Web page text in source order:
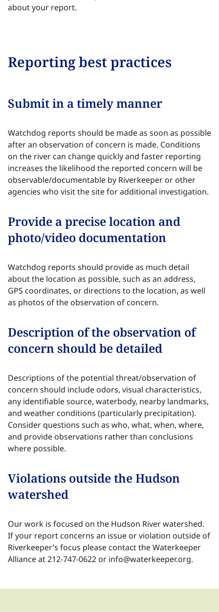
about your report.​​​​‌ ‍ ​‍​‍‌‍ ‌ ​‍‌‍‍‌‌‍‌ ‌‍‍‌‌‍ ‍​‍​‍​ ‍‍​‍​‍‌ ​ ‌‍​‌‌‍ ‍‌‍‍‌‌ ‌​‌ ‍‌​‍ ‍‌‍‍‌‌‍ ​‍​‍​‍ ​​‍​‍‌‍‍​‌ ​‍‌‍‌‌‌‍‌‍​‍​‍​ ‍‍​‍​‍‌‍‍​‌ ‌​‌ ‌​‌ ​​‌ ​ ​ ‍‍​‍ ​‍ ‌‍​ ‌‍ ‌‌ ​ ​‍ ‍‌‍ ‌‌‍​‌‌‍‍‌‌‍ ‍​‍ ‍​ ​‍​ ​​​ ​‍​ ‌​‌ ​‍‌‍‌‌‌‍‌​‌‍‌‌‌ ​ ‌‍‍‌‌‍‌ ‌‍ ‍​‍ ‍‌ ​‍‌‍‍‌‌ ‌‍‌‍‌‌‌ ​‍‌‍‍ ‌‍‌‌‌‍‌‌‌ ​​‌‍‌‌‌ ​‍​‍ ‍‌‍ ‌ ​‍‌‍‌ ​‍ ‌‍‍‌‌‍ ‍‌ ‌​‌‍‌‌‌‍ ‍‌ ‌​​‍ ‌‍‌‌‌‍‌​‌‍‍‌‌ ‌​​‍ ‌‍ ‌‌‍ ‌‍‌​‌‍‌‌​ ‌‌ ​​‌ ​‍‌‍‌‌‌ ​ ‌‍‌‌‌‍ ‍‌ ‌​‌‍​‌‌ ‌​‌‍‍‌‌‍ ‌‍ ‍​ ‍ ‌‍‍‌‌‍‌​​ ‌‌ ​‍‌‍‌‌‌ ​​‌‍ ‌ ​‍‌ ‌​‌​​‌‌‌​​‌‍ ‌‍ ​‌‍ ​‌ ‌‌‌ ‌​‌‍‌‌‌ ​‍​ ‍ ‌ ‌​‌ ‍‌‌ ​​‌‍‌‌​ ‌‌ ​​‌‍ ‌‍ ​‌‍ ​‌ ‌‌‌ ‌​‌‍‌‌‌ ​‍‌‌ ‌ ​​‌‍​‌‌‍‌ ‌‍‌‌​ ‍ ‌ ​​‌‍​‌‌ ‌​‌‍‍​​ ‌‌‍​ ‌‍ ‌‍ ‍‌ ‌​‌‍‌‌‌‍ ‍‌ ‌​​‍‌‌​ ‌‌‌​​‍‌‌ ‌‍‍ ‌‍‌‌‌ ‍‌​‍‌‌​ ​ ‌​‌​​‍‌‌​ ​ ‌​‌​​‍‌‌​ ​‍​ ​‍​ ‌​‌‍‌‍‌‍‌‌‌‍‌‌​ ‍​​ ‍‌​ ‌‍​ ‍‌​ ​‍​ ​​‌‍‌‍​ ​ ​‍‌‌​ ​‍​ ​‍​‍‌‌​ ‌‌‌​‌​​‍ ‍‌‍​ ‌‍‍​‌‍‍‌‌‍ ​‌‍‌​‌ ​‍‌‍‌‌‌‍ ‍​‍‌‌​ ‌‌‌​​‍‌‌ ‌‍‍ ‌‍‌‌‌ ‍‌​‍‌‌​ ​ ‌​‌​​‍‌‌​ ​ ‌​‌​​‍‌‌​ ​‍​ ​‍‌‍‌‍‌‍​‍​ ​​​ ‍​​ ‍‌​ ​‍​ ​‍‌‍‌‌‌‍‌‍​ ‌‌​ ‍‌​ ‌ ​ ​​​‍‌‌​ ​‍​ ​‍​‍‌‌​ ‌‌‌​‌​​‍ ‍‌ ‌​‌‍‌‌‌ ‍​‌ ‌​​ ‌‍​‍‌‍​‌‌ ​ ‌‍‌‌‌‌‌‌‌ ​‍‌‍ ​​ ‌‌‍‍​‌ ‌​‌ ‌​‌ ​​‌ ​ ​‍‌‌​ ​ ‌​​‌​‍‌‌​ ​‍‌​‌‍​‍‌‌​ ​‍‌​‌‍‌‍​ ‌‍ ‌‌ ​ ​‍ ‍‌‍ ‌‌‍​‌‌‍‍‌‌‍ ‍​‍ ‍​ ​‍​ ​​​ ​‍​ ‌​‌ ​‍‌‍‌‌‌‍‌​‌‍‌‌‌ ​ ‌‍‍‌‌‍‌ ‌‍ ‍​‍ ‍‌ ​‍‌‍‍‌‌ ‌‍‌‍‌‌‌ ​‍‌‍‍ ‌‍‌‌‌‍‌‌‌ ​​‌‍‌‌‌ ​‍​‍ ‍‌‍ ‌ ​‍‌‍‌ ​‍‌‍‌‍‍‌‌‍‌​​ ‌‌ ​‍‌‍‌‌‌ ​​‌‍ ‌ ​‍‌ ‌​‌​​‌‌‌​​‌‍ ‌‍ ​‌‍ ​‌ ‌‌‌ ‌​‌‍‌‌‌ ​‍​‍‌‍‌ ‌​‌ ‍‌‌ ​​‌‍‌‌​ ‌‌ ​​‌‍ ‌‍ ​‌‍ ​‌ ‌‌‌ ‌​‌‍‌‌‌ ​‍‌‌ ‌ ​​‌‍​‌‌‍‌ ‌‍‌‌​‍‌‍‌ ​​‌‍​‌‌ ‌​‌‍‍​​ ‌‌‍​ ‌‍ ‌‍ ‍‌ ‌​‌‍‌‌‌‍ ‍‌ ‌​​‍‌‌​ ‌‌‌​​‍‌‌ ‌‍‍ ‌‍‌‌‌ ‍‌​‍‌‌​ ​ ‌​‌​​‍‌‌​ ​ ‌​‌​​‍‌‌​ ​‍​ ​‍​ ‌​‌‍‌‍‌‍‌‌‌‍‌‌​ ‍​​ ‍‌​ ‌‍​ ‍‌​ ​‍​ ​​‌‍‌‍​ ​ ​‍‌‌​ ​‍​ ​‍​‍‌‌​ ‌‌‌​‌​​‍ ‍‌‍​ ‌‍‍​‌‍‍‌‌‍ ​‌‍‌​‌ ​‍‌‍‌‌‌‍ ‍​‍‌‌​ ‌‌‌​​‍‌‌ ‌‍‍ ‌‍‌‌‌ ‍‌​‍‌‌​ ​ ‌​‌​​‍‌‌​ ​ ‌​‌​​‍‌‌​ ​‍​ ​‍‌‍‌‍‌‍​‍​ ​​​ ‍​​ ‍‌​ ​‍​ ​‍‌‍‌‌‌‍‌‍​ ‌‌​ ‍‌​ ‌ ​ ​​​‍‌‌​ ​‍​ ​‍​‍‌‌​ ‌‌‌​‌​​‍ ‍‌ ‌​‌‍‌‌‌ ‍​‌ ‌​​‍‌‍‌ ​​‌‍‌‌‌ ​‍‌ ​ ‌ ​​‌‍‌‌‌‍​ ‌ ‌​‌‍‍‌‌ ‌‍‌‍‌‌​ ‌‌ ​​‌ ‌‌‌‍​‍‌‍ ​‌‍‍‌‌ ​ ‌‍‍​‌‍‌‌‌‍‌​​‍​‍‌ ‌
Reporting best practices​​​​‌ ‍ ​‍​‍‌‍ ‌ ​‍‌‍‍‌‌‍‌ ‌‍‍‌‌‍ ‍​‍​‍​ ‍‍​‍​‍‌ ​ ‌‍​‌‌‍ ‍‌‍‍‌‌ ‌​‌ ‍‌​‍ ‍‌‍‍‌‌‍ ​‍​‍​‍ ​​‍​‍‌‍‍​‌ ​‍‌‍‌‌‌‍‌‍​‍​‍​ ‍‍​‍​‍‌‍‍​‌ ‌​‌ ‌​‌ ​​‌ ​ ​ ‍‍​‍ ​‍ ‌‍​ ‌‍ ‌‌ ​ ​‍ ‍‌‍ ‌‌‍​‌‌‍‍‌‌‍ ‍​‍ ‍​ ​‍​ ​​​ ​‍​ ‌​‌ ​‍‌‍‌‌‌‍‌​‌‍‌‌‌ ​ ‌‍‍‌‌‍‌ ‌‍ ‍​‍ ‍‌ ​‍‌‍‍‌‌ ‌‍‌‍‌‌‌ ​‍‌‍‍ ‌‍‌‌‌‍‌‌‌ ​​‌‍‌‌‌ ​‍​‍ ‍‌‍ ‌ ​‍‌‍‌ ​‍ ‌‍‍‌‌‍ ‍‌ ‌​‌‍‌‌‌‍ ‍‌ ‌​​‍ ‌‍‌‌‌‍‌​‌‍‍‌‌ ‌​​‍ ‌‍ ‌‌‍ ‌‍‌​‌‍‌‌​ ‌‌ ​​‌ ​‍‌‍‌‌‌ ​ ‌‍‌‌‌‍ ‍‌ ‌​‌‍​‌‌ ‌​‌‍‍‌‌‍ ‌‍ ‍​ ‍ ‌‍‍‌‌‍‌​​ ‌‌ ​‍‌‍‌‌‌ ​​‌‍ ‌ ​‍‌ ‌​‌​​‌‌‌​​‌‍ ‌‍ ​‌‍ ​‌ ‌‌‌ ‌​‌‍‌‌‌ ​‍​ ‍ ‌ ‌​‌ ‍‌‌ ​​‌‍‌‌​ ‌‌ ​​‌‍ ‌‍ ​‌‍ ​‌ ‌‌‌ ‌​‌‍‌‌‌ ​‍‌‌ ‌ ​​‌‍​‌‌‍‌ ‌‍‌‌​ ‍ ‌ ​​‌‍​‌‌ ‌​‌‍‍​​ ‌‌‍​ ‌‍ ‌‍ ‍‌ ‌​‌‍‌‌‌‍ ‍‌ ‌​​‍‌‌​ ‌‌‌​​‍‌‌ ‌‍‍ ‌‍‌‌‌ ‍‌​‍‌‌​ ​ ‌​‌​​‍‌‌​ ​ ‌​‌​​‍‌‌​ ​‍​ ​‍‌‍​‌​ ‌‍​ ‍‌​ ​ ​ ‌‍‌‍​‍​ ‍​​ ‌ ​ ‌‌‌‍​‍‌‍​‌​ ‌ ​‍‌‌​ ​‍​ ​‍​‍‌‌​ ‌‌‌​‌​​‍ ‍‌‍​ ‌‍‍​‌‍‍‌‌‍ ​‌‍‌​‌ ​‍‌‍‌‌‌‍ ‍​‍‌‌​ ‌‌‌​​‍‌‌ ‌‍‍ ‌‍‌‌‌ ‍‌​‍‌‌​ ​ ‌​‌​​‍‌‌​ ​ ‌​‌​​‍‌‌​ ​‍​ ​‍​ ​​‌‍‌‌​ ‌ ​ ‌‌​ ‌‍​ ‌​‌‍​ ​ ‍​​ ​‍​ ​​‌‍‌‍​ ‍​​ ​​​‍‌‌​ ​‍​ ​‍​‍‌‌​ ‌‌‌​‌​​‍ ‍‌ ‌​‌‍‌‌‌ ‍​‌ ‌​​ ‌‍​‍‌‍​‌‌ ​ ‌‍‌‌‌‌‌‌‌ ​‍‌‍ ​​ ‌‌‍‍​‌ ‌​‌ ‌​‌ ​​‌ ​ ​‍‌‌​ ​ ‌​​‌​‍‌‌​ ​‍‌​‌‍​‍‌‌​ ​‍‌​‌‍‌‍​ ‌‍ ‌‌ ​ ​‍ ‍‌‍ ‌‌‍​‌‌‍‍‌‌‍ ‍​‍ ‍​ ​‍​ ​​​ ​‍​ ‌​‌ ​‍‌‍‌‌‌‍‌​‌‍‌‌‌ ​ ‌‍‍‌‌‍‌ ‌‍ ‍​‍ ‍‌ ​‍‌‍‍‌‌ ‌‍‌‍‌‌‌ ​‍‌‍‍ ‌‍‌‌‌‍‌‌‌ ​​‌‍‌‌‌ ​‍​‍ ‍‌‍ ‌ ​‍‌‍‌ ​‍‌‍‌‍‍‌‌‍‌​​ ‌‌ ​‍‌‍‌‌‌ ​​‌‍ ‌ ​‍‌ ‌​‌​​‌‌‌​​‌‍ ‌‍ ​‌‍ ​‌ ‌‌‌ ‌​‌‍‌‌‌ ​‍​‍‌‍‌ ‌​‌ ‍‌‌ ​​‌‍‌‌​ ‌‌ ​​‌‍ ‌‍ ​‌‍ ​‌ ‌‌‌ ‌​‌‍‌‌‌ ​‍‌‌ ‌ ​​‌‍​‌‌‍‌ ‌‍‌‌​‍‌‍‌ ​​‌‍​‌‌ ‌​‌‍‍​​ ‌‌‍​ ‌‍ ‌‍ ‍‌ ‌​‌‍‌‌‌‍ ‍‌ ‌​​‍‌‌​ ‌‌‌​​‍‌‌ ‌‍‍ ‌‍‌‌‌ ‍‌​‍‌‌​ ​ ‌​‌​​‍‌‌​ ​ ‌​‌​​‍‌‌​ ​‍​ ​‍‌‍​‌​ ‌‍​ ‍‌​ ​ ​ ‌‍‌‍​‍​ ‍​​ ‌ ​ ‌‌‌‍​‍‌‍​‌​ ‌ ​‍‌‌​ ​‍​ ​‍​‍‌‌​ ‌‌‌​‌​​‍ ‍‌‍​ ‌‍‍​‌‍‍‌‌‍ ​‌‍‌​‌ ​‍‌‍‌‌‌‍ ‍​‍‌‌​ ‌‌‌​​‍‌‌ ‌‍‍ ‌‍‌‌‌ ‍‌​‍‌‌​ ​ ‌​‌​​‍‌‌​ ​ ‌​‌​​‍‌‌​ ​‍​ ​‍​ ​​‌‍‌‌​ ‌ ​ ‌‌​ ‌‍​ ‌​‌‍​ ​ ‍​​ ​‍​ ​​‌‍‌‍​ ‍​​ ​​​‍‌‌​ ​‍​ ​‍​‍‌‌​ ‌‌‌​‌​​‍ ‍‌ ‌​‌‍‌‌‌ ‍​‌ ‌​​‍‌‍‌ ​​‌‍‌‌‌ ​‍‌ ​ ‌ ​​‌‍‌‌‌‍​ ‌ ‌​‌‍‍‌‌ ‌‍‌‍‌‌​ ‌‌ ​​‌ ‌‌‌‍​‍‌‍ ​‌‍‍‌‌ ​ ‌‍‍​‌‍‌‌‌‍‌​​‍​‍‌ ‌
Submit in a timely manner​​​​‌ ‍ ​‍​‍‌‍ ‌ ​‍‌‍‍‌‌‍‌ ‌‍‍‌‌‍ ‍​‍​‍​ ‍‍​‍​‍‌ ​ ‌‍​‌‌‍ ‍‌‍‍‌‌ ‌​‌ ‍‌​‍ ‍‌‍‍‌‌‍ ​‍​‍​‍ ​​‍​‍‌‍‍​‌ ​‍‌‍‌‌‌‍‌‍​‍​‍​ ‍‍​‍​‍‌‍‍​‌ ‌​‌ ‌​‌ ​​‌ ​ ​ ‍‍​‍ ​‍ ‌‍​ ‌‍ ‌‌ ​ ​‍ ‍‌‍ ‌‌‍​‌‌‍‍‌‌‍ ‍​‍ ‍​ ​‍​ ​​​ ​‍​ ‌​‌ ​‍‌‍‌‌‌‍‌​‌‍‌‌‌ ​ ‌‍‍‌‌‍‌ ‌‍ ‍​‍ ‍‌ ​‍‌‍‍‌‌ ‌‍‌‍‌‌‌ ​‍‌‍‍ ‌‍‌‌‌‍‌‌‌ ​​‌‍‌‌‌ ​‍​‍ ‍‌‍ ‌ ​‍‌‍‌ ​‍ ‌‍‍‌‌‍ ‍‌ ‌​‌‍‌‌‌‍ ‍‌ ‌​​‍ ‌‍‌‌‌‍‌​‌‍‍‌‌ ‌​​‍ ‌‍ ‌‌‍ ‌‍‌​‌‍‌‌​ ‌‌ ​​‌ ​‍‌‍‌‌‌ ​ ‌‍‌‌‌‍ ‍‌ ‌​‌‍​‌‌ ‌​‌‍‍‌‌‍ ‌‍ ‍​ ‍ ‌‍‍‌‌‍‌​​ ‌‌ ​‍‌‍‌‌‌ ​​‌‍ ‌ ​‍‌ ‌​‌​​‌‌‌​​‌‍ ‌‍ ​‌‍ ​‌ ‌‌‌ ‌​‌‍‌‌‌ ​‍​ ‍ ‌ ‌​‌ ‍‌‌ ​​‌‍‌‌​ ‌‌ ​​‌‍ ‌‍ ​‌‍ ​‌ ‌‌‌ ‌​‌‍‌‌‌ ​‍‌‌ ‌ ​​‌‍​‌‌‍‌ ‌‍‌‌​ ‍ ‌ ​​‌‍​‌‌ ‌​‌‍‍​​ ‌‌‍​ ‌‍ ‌‍ ‍‌ ‌​‌‍‌‌‌‍ ‍‌ ‌​​‍‌‌​ ‌‌‌​​‍‌‌ ‌‍‍ ‌‍‌‌‌ ‍‌​‍‌‌​ ​ ‌​‌​​‍‌‌​ ​ ‌​‌​​‍‌‌​ ​‍​ ​‍​ ​​​ ​‍​ ​ ​ ​‌​ ‌ ​ ‍​​ ​​‌‍​ ​ ​‍​ ‍‌‌‍​‍​ ‍​​‍‌‌​ ​‍​ ​‍​‍‌‌​ ‌‌‌​‌​​‍ ‍‌‍​ ‌‍‍​‌‍‍‌‌‍ ​‌‍‌​‌ ​‍‌‍‌‌‌‍ ‍​‍‌‌​ ‌‌‌​​‍‌‌ ‌‍‍ ‌‍‌‌‌ ‍‌​‍‌‌​ ​ ‌​‌​​‍‌‌​ ​ ‌​‌​​‍‌‌​ ​‍​ ​‍‌‍‌‍​ ​​​ ​ ​ ‌‌​ ‌​‌‍​ ​ ​ ​ ‍​​ ​‌‌‍‌​‌‍‌​​ ‍​​ ​​​‍‌‌​ ​‍​ ​‍​‍‌‌​ ‌‌‌​‌​​‍ ‍‌ ‌​‌‍‌‌‌ ‍​‌ ‌​​ ‌‍​‍‌‍​‌‌ ​ ‌‍‌‌‌‌‌‌‌ ​‍‌‍ ​​ ‌‌‍‍​‌ ‌​‌ ‌​‌ ​​‌ ​ ​‍‌‌​ ​ ‌​​‌​‍‌‌​ ​‍‌​‌‍​‍‌‌​ ​‍‌​‌‍‌‍​ ‌‍ ‌‌ ​ ​‍ ‍‌‍ ‌‌‍​‌‌‍‍‌‌‍ ‍​‍ ‍​ ​‍​ ​​​ ​‍​ ‌​‌ ​‍‌‍‌‌‌‍‌​‌‍‌‌‌ ​ ‌‍‍‌‌‍‌ ‌‍ ‍​‍ ‍‌ ​‍‌‍‍‌‌ ‌‍‌‍‌‌‌ ​‍‌‍‍ ‌‍‌‌‌‍‌‌‌ ​​‌‍‌‌‌ ​‍​‍ ‍‌‍ ‌ ​‍‌‍‌ ​‍‌‍‌‍‍‌‌‍‌​​ ‌‌ ​‍‌‍‌‌‌ ​​‌‍ ‌ ​‍‌ ‌​‌​​‌‌‌​​‌‍ ‌‍ ​‌‍ ​‌ ‌‌‌ ‌​‌‍‌‌‌ ​‍​‍‌‍‌ ‌​‌ ‍‌‌ ​​‌‍‌‌​ ‌‌ ​​‌‍ ‌‍ ​‌‍ ​‌ ‌‌‌ ‌​‌‍‌‌‌ ​‍‌‌ ‌ ​​‌‍​‌‌‍‌ ‌‍‌‌​‍‌‍‌ ​​‌‍​‌‌ ‌​‌‍‍​​ ‌‌‍​ ‌‍ ‌‍ ‍‌ ‌​‌‍‌‌‌‍ ‍‌ ‌​​‍‌‌​ ‌‌‌​​‍‌‌ ‌‍‍ ‌‍‌‌‌ ‍‌​‍‌‌​ ​ ‌​‌​​‍‌‌​ ​ ‌​‌​​‍‌‌​ ​‍​ ​‍​ ​​​ ​‍​ ​ ​ ​‌​ ‌ ​ ‍​​ ​​‌‍​ ​ ​‍​ ‍‌‌‍​‍​ ‍​​‍‌‌​ ​‍​ ​‍​‍‌‌​ ‌‌‌​‌​​‍ ‍‌‍​ ‌‍‍​‌‍‍‌‌‍ ​‌‍‌​‌ ​‍‌‍‌‌‌‍ ‍​‍‌‌​ ‌‌‌​​‍‌‌ ‌‍‍ ‌‍‌‌‌ ‍‌​‍‌‌​ ​ ‌​‌​​‍‌‌​ ​ ‌​‌​​‍‌‌​ ​‍​ ​‍‌‍‌‍​ ​​​ ​ ​ ‌‌​ ‌​‌‍​ ​ ​ ​ ‍​​ ​‌‌‍‌​‌‍‌​​ ‍​​ ​​​‍‌‌​ ​‍​ ​‍​‍‌‌​ ‌‌‌​‌​​‍ ‍‌ ‌​‌‍‌‌‌ ‍​‌ ‌​​‍‌‍‌ ​​‌‍‌‌‌ ​‍‌ ​ ‌ ​​‌‍‌‌‌‍​ ‌ ‌​‌‍‍‌‌ ‌‍‌‍‌‌​ ‌‌ ​​‌ ‌‌‌‍​‍‌‍ ​‌‍‍‌‌ ​ ‌‍‍​‌‍‌‌‌‍‌​​‍​‍‌ ‌
Watchdog reports should be made as soon as possible
after an observation of concern is made. Conditions
on the river can change quickly and faster reporting
increases the likelihood the reported concern will be
observable/documentable by Riverkeeper or other
agencies who visit the site for additional investigation.​​​​‌ ‍ ​‍​‍‌‍ ‌ ​‍‌‍‍‌‌‍‌ ‌‍‍‌‌‍ ‍​‍​‍​ ‍‍​‍​‍‌ ​ ‌‍​‌‌‍ ‍‌‍‍‌‌ ‌​‌ ‍‌​‍ ‍‌‍‍‌‌‍ ​‍​‍​‍ ​​‍​‍‌‍‍​‌ ​‍‌‍‌‌‌‍‌‍​‍​‍​ ‍‍​‍​‍‌‍‍​‌ ‌​‌ ‌​‌ ​​‌ ​ ​ ‍‍​‍ ​‍ ‌‍​ ‌‍ ‌‌ ​ ​‍ ‍‌‍ ‌‌‍​‌‌‍‍‌‌‍ ‍​‍ ‍​ ​‍​ ​​​ ​‍​ ‌​‌ ​‍‌‍‌‌‌‍‌​‌‍‌‌‌ ​ ‌‍‍‌‌‍‌ ‌‍ ‍​‍ ‍‌ ​‍‌‍‍‌‌ ‌‍‌‍‌‌‌ ​‍‌‍‍ ‌‍‌‌‌‍‌‌‌ ​​‌‍‌‌‌ ​‍​‍ ‍‌‍ ‌ ​‍‌‍‌ ​‍ ‌‍‍‌‌‍ ‍‌ ‌​‌‍‌‌‌‍ ‍‌ ‌​​‍ ‌‍‌‌‌‍‌​‌‍‍‌‌ ‌​​‍ ‌‍ ‌‌‍ ‌‍‌​‌‍‌‌​ ‌‌ ​​‌ ​‍‌‍‌‌‌ ​ ‌‍‌‌‌‍ ‍‌ ‌​‌‍​‌‌ ‌​‌‍‍‌‌‍ ‌‍ ‍​ ‍ ‌‍‍‌‌‍‌​​ ‌‌ ​‍‌‍‌‌‌ ​​‌‍ ‌ ​‍‌ ‌​‌​​‌‌‌​​‌‍ ‌‍ ​‌‍ ​‌ ‌‌‌ ‌​‌‍‌‌‌ ​‍​ ‍ ‌ ‌​‌ ‍‌‌ ​​‌‍‌‌​ ‌‌ ​​‌‍ ‌‍ ​‌‍ ​‌ ‌‌‌ ‌​‌‍‌‌‌ ​‍‌‌ ‌ ​​‌‍​‌‌‍‌ ‌‍‌‌​ ‍ ‌ ​​‌‍​‌‌ ‌​‌‍‍​​ ‌‌‍​ ‌‍ ‌‍ ‍‌ ‌​‌‍‌‌‌‍ ‍‌ ‌​​‍‌‌​ ‌‌‌​​‍‌‌ ‌‍‍ ‌‍‌‌‌ ‍‌​‍‌‌​ ​ ‌​‌​​‍‌‌​ ​ ‌​‌​​‍‌‌​ ​‍​ ​‍‌‍​‍​ ‌‌​ ‌ ‌‍‌‌‌‍‌​​ ​‌‌‍​‍‌‍​ ​ ‌‍‌‍‌‍​ ‌‍​ ‌​​‍‌‌​ ​‍​ ​‍​‍‌‌​ ‌‌‌​‌​​‍ ‍‌‍​ ‌‍‍​‌‍‍‌‌‍ ​‌‍‌​‌ ​‍‌‍‌‌‌‍ ‍​‍‌‌​ ‌‌‌​​‍‌‌ ‌‍‍ ‌‍‌‌‌ ‍‌​‍‌‌​ ​ ‌​‌​​‍‌‌​ ​ ‌​‌​​‍‌‌​ ​‍​ ​‍​ ‌​​ ‌ ​ ​​​ ‌ ​ ​‍‌‍‌​​ ​‍​ ‌​​ ‌ ​ ‌ ​ ​‌​ ​​​ ​​​‍‌‌​ ​‍​ ​‍​‍‌‌​ ‌‌‌​‌​​‍ ‍‌ ‌​‌‍‌‌‌ ‍​‌ ‌​​ ‌‍​‍‌‍​‌‌ ​ ‌‍‌‌‌‌‌‌‌ ​‍‌‍ ​​ ‌‌‍‍​‌ ‌​‌ ‌​‌ ​​‌ ​ ​‍‌‌​ ​ ‌​​‌​‍‌‌​ ​‍‌​‌‍​‍‌‌​ ​‍‌​‌‍‌‍​ ‌‍ ‌‌ ​ ​‍ ‍‌‍ ‌‌‍​‌‌‍‍‌‌‍ ‍​‍ ‍​ ​‍​ ​​​ ​‍​ ‌​‌ ​‍‌‍‌‌‌‍‌​‌‍‌‌‌ ​ ‌‍‍‌‌‍‌ ‌‍ ‍​‍ ‍‌ ​‍‌‍‍‌‌ ‌‍‌‍‌‌‌ ​‍‌‍‍ ‌‍‌‌‌‍‌‌‌ ​​‌‍‌‌‌ ​‍​‍ ‍‌‍ ‌ ​‍‌‍‌ ​‍‌‍‌‍‍‌‌‍‌​​ ‌‌ ​‍‌‍‌‌‌ ​​‌‍ ‌ ​‍‌ ‌​‌​​‌‌‌​​‌‍ ‌‍ ​‌‍ ​‌ ‌‌‌ ‌​‌‍‌‌‌ ​‍​‍‌‍‌ ‌​‌ ‍‌‌ ​​‌‍‌‌​ ‌‌ ​​‌‍ ‌‍ ​‌‍ ​‌ ‌‌‌ ‌​‌‍‌‌‌ ​‍‌‌ ‌ ​​‌‍​‌‌‍‌ ‌‍‌‌​‍‌‍‌ ​​‌‍​‌‌ ‌​‌‍‍​​ ‌‌‍​ ‌‍ ‌‍ ‍‌ ‌​‌‍‌‌‌‍ ‍‌ ‌​​‍‌‌​ ‌‌‌​​‍‌‌ ‌‍‍ ‌‍‌‌‌ ‍‌​‍‌‌​ ​ ‌​‌​​‍‌‌​ ​ ‌​‌​​‍‌‌​ ​‍​ ​‍‌‍​‍​ ‌‌​ ‌ ‌‍‌‌‌‍‌​​ ​‌‌‍​‍‌‍​ ​ ‌‍‌‍‌‍​ ‌‍​ ‌​​‍‌‌​ ​‍​ ​‍​‍‌‌​ ‌‌‌​‌​​‍ ‍‌‍​ ‌‍‍​‌‍‍‌‌‍ ​‌‍‌​‌ ​‍‌‍‌‌‌‍ ‍​‍‌‌​ ‌‌‌​​‍‌‌ ‌‍‍ ‌‍‌‌‌ ‍‌​‍‌‌​ ​ ‌​‌​​‍‌‌​ ​ ‌​‌​​‍‌‌​ ​‍​ ​‍​ ‌​​ ‌ ​ ​​​ ‌ ​ ​‍‌‍‌​​ ​‍​ ‌​​ ‌ ​ ‌ ​ ​‌​ ​​​ ​​​‍‌‌​ ​‍​ ​‍​‍‌‌​ ‌‌‌​‌​​‍ ‍‌ ‌​‌‍‌‌‌ ‍​‌ ‌​​‍‌‍‌ ​​‌‍‌‌‌ ​‍‌ ​ ‌ ​​‌‍‌‌‌‍​ ‌ ‌​‌‍‍‌‌ ‌‍‌‍‌‌​ ‌‌ ​​‌ ‌‌‌‍​‍‌‍ ​‌‍‍‌‌ ​ ‌‍‍​‌‍‌‌‌‍‌​​‍​‍‌ ‌
Provide a precise location and
photo/video documentation​​​​‌ ‍ ​‍​‍‌‍ ‌ ​‍‌‍‍‌‌‍‌ ‌‍‍‌‌‍ ‍​‍​‍​ ‍‍​‍​‍‌ ​ ‌‍​‌‌‍ ‍‌‍‍‌‌ ‌​‌ ‍‌​‍ ‍‌‍‍‌‌‍ ​‍​‍​‍ ​​‍​‍‌‍‍​‌ ​‍‌‍‌‌‌‍‌‍​‍​‍​ ‍‍​‍​‍‌‍‍​‌ ‌​‌ ‌​‌ ​​‌ ​ ​ ‍‍​‍ ​‍ ‌‍​ ‌‍ ‌‌ ​ ​‍ ‍‌‍ ‌‌‍​‌‌‍‍‌‌‍ ‍​‍ ‍​ ​‍​ ​​​ ​‍​ ‌​‌ ​‍‌‍‌‌‌‍‌​‌‍‌‌‌ ​ ‌‍‍‌‌‍‌ ‌‍ ‍​‍ ‍‌ ​‍‌‍‍‌‌ ‌‍‌‍‌‌‌ ​‍‌‍‍ ‌‍‌‌‌‍‌‌‌ ​​‌‍‌‌‌ ​‍​‍ ‍‌‍ ‌ ​‍‌‍‌ ​‍ ‌‍‍‌‌‍ ‍‌ ‌​‌‍‌‌‌‍ ‍‌ ‌​​‍ ‌‍‌‌‌‍‌​‌‍‍‌‌ ‌​​‍ ‌‍ ‌‌‍ ‌‍‌​‌‍‌‌​ ‌‌ ​​‌ ​‍‌‍‌‌‌ ​ ‌‍‌‌‌‍ ‍‌ ‌​‌‍​‌‌ ‌​‌‍‍‌‌‍ ‌‍ ‍​ ‍ ‌‍‍‌‌‍‌​​ ‌‌ ​‍‌‍‌‌‌ ​​‌‍ ‌ ​‍‌ ‌​‌​​‌‌‌​​‌‍ ‌‍ ​‌‍ ​‌ ‌‌‌ ‌​‌‍‌‌‌ ​‍​ ‍ ‌ ‌​‌ ‍‌‌ ​​‌‍‌‌​ ‌‌ ​​‌‍ ‌‍ ​‌‍ ​‌ ‌‌‌ ‌​‌‍‌‌‌ ​‍‌‌ ‌ ​​‌‍​‌‌‍‌ ‌‍‌‌​ ‍ ‌ ​​‌‍​‌‌ ‌​‌‍‍​​ ‌‌‍​ ‌‍ ‌‍ ‍‌ ‌​‌‍‌‌‌‍ ‍‌ ‌​​‍‌‌​ ‌‌‌​​‍‌‌ ‌‍‍ ‌‍‌‌‌ ‍‌​‍‌‌​ ​ ‌​‌​​‍‌‌​ ​ ‌​‌​​‍‌‌​ ​‍​ ​‍‌‍‌‍​ ‌​​ ‌‌​ ‌​​ ​​​ ​​‌‍​ ​ ​‍‌‍​ ​ ​ ​ ‌​​ ​ ​‍‌‌​ ​‍​ ​‍​‍‌‌​ ‌‌‌​‌​​‍ ‍‌‍​ ‌‍‍​‌‍‍‌‌‍ ​‌‍‌​‌ ​‍‌‍‌‌‌‍ ‍​‍‌‌​ ‌‌‌​​‍‌‌ ‌‍‍ ‌‍‌‌‌ ‍‌​‍‌‌​ ​ ‌​‌​​‍‌‌​ ​ ‌​‌​​‍‌‌​ ​‍​ ​‍​ ‌ ​ ‌​‌‍‌​​ ‌‍​ ​ ‌‍‌‌​ ‍‌​ ‌‌​ ​‌​ ​​‌‍​ ‌‍‌‌​ ​​​‍‌‌​ ​‍​ ​‍​‍‌‌​ ‌‌‌​‌​​‍ ‍‌ ‌​‌‍‌‌‌ ‍​‌ ‌​​ ‌‍​‍‌‍​‌‌ ​ ‌‍‌‌‌‌‌‌‌ ​‍‌‍ ​​ ‌‌‍‍​‌ ‌​‌ ‌​‌ ​​‌ ​ ​‍‌‌​ ​ ‌​​‌​‍‌‌​ ​‍‌​‌‍​‍‌‌​ ​‍‌​‌‍‌‍​ ‌‍ ‌‌ ​ ​‍ ‍‌‍ ‌‌‍​‌‌‍‍‌‌‍ ‍​‍ ‍​ ​‍​ ​​​ ​‍​ ‌​‌ ​‍‌‍‌‌‌‍‌​‌‍‌‌‌ ​ ‌‍‍‌‌‍‌ ‌‍ ‍​‍ ‍‌ ​‍‌‍‍‌‌ ‌‍‌‍‌‌‌ ​‍‌‍‍ ‌‍‌‌‌‍‌‌‌ ​​‌‍‌‌‌ ​‍​‍ ‍‌‍ ‌ ​‍‌‍‌ ​‍‌‍‌‍‍‌‌‍‌​​ ‌‌ ​‍‌‍‌‌‌ ​​‌‍ ‌ ​‍‌ ‌​‌​​‌‌‌​​‌‍ ‌‍ ​‌‍ ​‌ ‌‌‌ ‌​‌‍‌‌‌ ​‍​‍‌‍‌ ‌​‌ ‍‌‌ ​​‌‍‌‌​ ‌‌ ​​‌‍ ‌‍ ​‌‍ ​‌ ‌‌‌ ‌​‌‍‌‌‌ ​‍‌‌ ‌ ​​‌‍​‌‌‍‌ ‌‍‌‌​‍‌‍‌ ​​‌‍​‌‌ ‌​‌‍‍​​ ‌‌‍​ ‌‍ ‌‍ ‍‌ ‌​‌‍‌‌‌‍ ‍‌ ‌​​‍‌‌​ ‌‌‌​​‍‌‌ ‌‍‍ ‌‍‌‌‌ ‍‌​‍‌‌​ ​ ‌​‌​​‍‌‌​ ​ ‌​‌​​‍‌‌​ ​‍​ ​‍‌‍‌‍​ ‌​​ ‌‌​ ‌​​ ​​​ ​​‌‍​ ​ ​‍‌‍​ ​ ​ ​ ‌​​ ​ ​‍‌‌​ ​‍​ ​‍​‍‌‌​ ‌‌‌​‌​​‍ ‍‌‍​ ‌‍‍​‌‍‍‌‌‍ ​‌‍‌​‌ ​‍‌‍‌‌‌‍ ‍​‍‌‌​ ‌‌‌​​‍‌‌ ‌‍‍ ‌‍‌‌‌ ‍‌​‍‌‌​ ​ ‌​‌​​‍‌‌​ ​ ‌​‌​​‍‌‌​ ​‍​ ​‍​ ‌ ​ ‌​‌‍‌​​ ‌‍​ ​ ‌‍‌‌​ ‍‌​ ‌‌​ ​‌​ ​​‌‍​ ‌‍‌‌​ ​​​‍‌‌​ ​‍​ ​‍​‍‌‌​ ‌‌‌​‌​​‍ ‍‌ ‌​‌‍‌‌‌ ‍​‌ ‌​​‍‌‍‌ ​​‌‍‌‌‌ ​‍‌ ​ ‌ ​​‌‍‌‌‌‍​ ‌ ‌​‌‍‍‌‌ ‌‍‌‍‌‌​ ‌‌ ​​‌ ‌‌‌‍​‍‌‍ ​‌‍‍‌‌ ​ ‌‍‍​‌‍‌‌‌‍‌​​‍​‍‌ ‌
Watchdog reports should provide as much detail
about the location as possible, such as an address,
GPS coordinates, or directions to the location, as well
as photos of the observation of concern.​​​​‌ ‍ ​‍​‍‌‍ ‌ ​‍‌‍‍‌‌‍‌ ‌‍‍‌‌‍ ‍​‍​‍​ ‍‍​‍​‍‌ ​ ‌‍​‌‌‍ ‍‌‍‍‌‌ ‌​‌ ‍‌​‍ ‍‌‍‍‌‌‍ ​‍​‍​‍ ​​‍​‍‌‍‍​‌ ​‍‌‍‌‌‌‍‌‍​‍​‍​ ‍‍​‍​‍‌‍‍​‌ ‌​‌ ‌​‌ ​​‌ ​ ​ ‍‍​‍ ​‍ ‌‍​ ‌‍ ‌‌ ​ ​‍ ‍‌‍ ‌‌‍​‌‌‍‍‌‌‍ ‍​‍ ‍​ ​‍​ ​​​ ​‍​ ‌​‌ ​‍‌‍‌‌‌‍‌​‌‍‌‌‌ ​ ‌‍‍‌‌‍‌ ‌‍ ‍​‍ ‍‌ ​‍‌‍‍‌‌ ‌‍‌‍‌‌‌ ​‍‌‍‍ ‌‍‌‌‌‍‌‌‌ ​​‌‍‌‌‌ ​‍​‍ ‍‌‍ ‌ ​‍‌‍‌ ​‍ ‌‍‍‌‌‍ ‍‌ ‌​‌‍‌‌‌‍ ‍‌ ‌​​‍ ‌‍‌‌‌‍‌​‌‍‍‌‌ ‌​​‍ ‌‍ ‌‌‍ ‌‍‌​‌‍‌‌​ ‌‌ ​​‌ ​‍‌‍‌‌‌ ​ ‌‍‌‌‌‍ ‍‌ ‌​‌‍​‌‌ ‌​‌‍‍‌‌‍ ‌‍ ‍​ ‍ ‌‍‍‌‌‍‌​​ ‌‌ ​‍‌‍‌‌‌ ​​‌‍ ‌ ​‍‌ ‌​‌​​‌‌‌​​‌‍ ‌‍ ​‌‍ ​‌ ‌‌‌ ‌​‌‍‌‌‌ ​‍​ ‍ ‌ ‌​‌ ‍‌‌ ​​‌‍‌‌​ ‌‌ ​​‌‍ ‌‍ ​‌‍ ​‌ ‌‌‌ ‌​‌‍‌‌‌ ​‍‌‌ ‌ ​​‌‍​‌‌‍‌ ‌‍‌‌​ ‍ ‌ ​​‌‍​‌‌ ‌​‌‍‍​​ ‌‌‍​ ‌‍ ‌‍ ‍‌ ‌​‌‍‌‌‌‍ ‍‌ ‌​​‍‌‌​ ‌‌‌​​‍‌‌ ‌‍‍ ‌‍‌‌‌ ‍‌​‍‌‌​ ​ ‌​‌​​‍‌‌​ ​ ‌​‌​​‍‌‌​ ​‍​ ​‍​ ‌‌​ ​ ‌‍​‍‌‍‌‍‌‍‌‌​ ​‌​ ‌ ​ ​​​ ‌‍​ ‍‌‌‍​‌​ ‌​​‍‌‌​ ​‍​ ​‍​‍‌‌​ ‌‌‌​‌​​‍ ‍‌‍​ ‌‍‍​‌‍‍‌‌‍ ​‌‍‌​‌ ​‍‌‍‌‌‌‍ ‍​‍‌‌​ ‌‌‌​​‍‌‌ ‌‍‍ ‌‍‌‌‌ ‍‌​‍‌‌​ ​ ‌​‌​​‍‌‌​ ​ ‌​‌​​‍‌‌​ ​‍​ ​‍​ ​ ​ ‌‍​ ‌ ​ ‌​​ ‌​‌‍‌‍‌‍​‍​ ‌ ‌‍‌‍​ ‌‌​ ‍​​ ‌ ​ ​​​‍‌‌​ ​‍​ ​‍​‍‌‌​ ‌‌‌​‌​​‍ ‍‌ ‌​‌‍‌‌‌ ‍​‌ ‌​​ ‌‍​‍‌‍​‌‌ ​ ‌‍‌‌‌‌‌‌‌ ​‍‌‍ ​​ ‌‌‍‍​‌ ‌​‌ ‌​‌ ​​‌ ​ ​‍‌‌​ ​ ‌​​‌​‍‌‌​ ​‍‌​‌‍​‍‌‌​ ​‍‌​‌‍‌‍​ ‌‍ ‌‌ ​ ​‍ ‍‌‍ ‌‌‍​‌‌‍‍‌‌‍ ‍​‍ ‍​ ​‍​ ​​​ ​‍​ ‌​‌ ​‍‌‍‌‌‌‍‌​‌‍‌‌‌ ​ ‌‍‍‌‌‍‌ ‌‍ ‍​‍ ‍‌ ​‍‌‍‍‌‌ ‌‍‌‍‌‌‌ ​‍‌‍‍ ‌‍‌‌‌‍‌‌‌ ​​‌‍‌‌‌ ​‍​‍ ‍‌‍ ‌ ​‍‌‍‌ ​‍‌‍‌‍‍‌‌‍‌​​ ‌‌ ​‍‌‍‌‌‌ ​​‌‍ ‌ ​‍‌ ‌​‌​​‌‌‌​​‌‍ ‌‍ ​‌‍ ​‌ ‌‌‌ ‌​‌‍‌‌‌ ​‍​‍‌‍‌ ‌​‌ ‍‌‌ ​​‌‍‌‌​ ‌‌ ​​‌‍ ‌‍ ​‌‍ ​‌ ‌‌‌ ‌​‌‍‌‌‌ ​‍‌‌ ‌ ​​‌‍​‌‌‍‌ ‌‍‌‌​‍‌‍‌ ​​‌‍​‌‌ ‌​‌‍‍​​ ‌‌‍​ ‌‍ ‌‍ ‍‌ ‌​‌‍‌‌‌‍ ‍‌ ‌​​‍‌‌​ ‌‌‌​​‍‌‌ ‌‍‍ ‌‍‌‌‌ ‍‌​‍‌‌​ ​ ‌​‌​​‍‌‌​ ​ ‌​‌​​‍‌‌​ ​‍​ ​‍​ ‌‌​ ​ ‌‍​‍‌‍‌‍‌‍‌‌​ ​‌​ ‌ ​ ​​​ ‌‍​ ‍‌‌‍​‌​ ‌​​‍‌‌​ ​‍​ ​‍​‍‌‌​ ‌‌‌​‌​​‍ ‍‌‍​ ‌‍‍​‌‍‍‌‌‍ ​‌‍‌​‌ ​‍‌‍‌‌‌‍ ‍​‍‌‌​ ‌‌‌​​‍‌‌ ‌‍‍ ‌‍‌‌‌ ‍‌​‍‌‌​ ​ ‌​‌​​‍‌‌​ ​ ‌​‌​​‍‌‌​ ​‍​ ​‍​ ​ ​ ‌‍​ ‌ ​ ‌​​ ‌​‌‍‌‍‌‍​‍​ ‌ ‌‍‌‍​ ‌‌​ ‍​​ ‌ ​ ​​​‍‌‌​ ​‍​ ​‍​‍‌‌​ ‌‌‌​‌​​‍ ‍‌ ‌​‌‍‌‌‌ ‍​‌ ‌​​‍‌‍‌ ​​‌‍‌‌‌ ​‍‌ ​ ‌ ​​‌‍‌‌‌‍​ ‌ ‌​‌‍‍‌‌ ‌‍‌‍‌‌​ ‌‌ ​​‌ ‌‌‌‍​‍‌‍ ​‌‍‍‌‌ ​ ‌‍‍​‌‍‌‌‌‍‌​​‍​‍‌ ‌
Description of the observation of
concern should be detailed​​​​‌ ‍ ​‍​‍‌‍ ‌ ​‍‌‍‍‌‌‍‌ ‌‍‍‌‌‍ ‍​‍​‍​ ‍‍​‍​‍‌ ​ ‌‍​‌‌‍ ‍‌‍‍‌‌ ‌​‌ ‍‌​‍ ‍‌‍‍‌‌‍ ​‍​‍​‍ ​​‍​‍‌‍‍​‌ ​‍‌‍‌‌‌‍‌‍​‍​‍​ ‍‍​‍​‍‌‍‍​‌ ‌​‌ ‌​‌ ​​‌ ​ ​ ‍‍​‍ ​‍ ‌‍​ ‌‍ ‌‌ ​ ​‍ ‍‌‍ ‌‌‍​‌‌‍‍‌‌‍ ‍​‍ ‍​ ​‍​ ​​​ ​‍​ ‌​‌ ​‍‌‍‌‌‌‍‌​‌‍‌‌‌ ​ ‌‍‍‌‌‍‌ ‌‍ ‍​‍ ‍‌ ​‍‌‍‍‌‌ ‌‍‌‍‌‌‌ ​‍‌‍‍ ‌‍‌‌‌‍‌‌‌ ​​‌‍‌‌‌ ​‍​‍ ‍‌‍ ‌ ​‍‌‍‌ ​‍ ‌‍‍‌‌‍ ‍‌ ‌​‌‍‌‌‌‍ ‍‌ ‌​​‍ ‌‍‌‌‌‍‌​‌‍‍‌‌ ‌​​‍ ‌‍ ‌‌‍ ‌‍‌​‌‍‌‌​ ‌‌ ​​‌ ​‍‌‍‌‌‌ ​ ‌‍‌‌‌‍ ‍‌ ‌​‌‍​‌‌ ‌​‌‍‍‌‌‍ ‌‍ ‍​ ‍ ‌‍‍‌‌‍‌​​ ‌‌ ​‍‌‍‌‌‌ ​​‌‍ ‌ ​‍‌ ‌​‌​​‌‌‌​​‌‍ ‌‍ ​‌‍ ​‌ ‌‌‌ ‌​‌‍‌‌‌ ​‍​ ‍ ‌ ‌​‌ ‍‌‌ ​​‌‍‌‌​ ‌‌ ​​‌‍ ‌‍ ​‌‍ ​‌ ‌‌‌ ‌​‌‍‌‌‌ ​‍‌‌ ‌ ​​‌‍​‌‌‍‌ ‌‍‌‌​ ‍ ‌ ​​‌‍​‌‌ ‌​‌‍‍​​ ‌‌‍​ ‌‍ ‌‍ ‍‌ ‌​‌‍‌‌‌‍ ‍‌ ‌​​‍‌‌​ ‌‌‌​​‍‌‌ ‌‍‍ ‌‍‌‌‌ ‍‌​‍‌‌​ ​ ‌​‌​​‍‌‌​ ​ ‌​‌​​‍‌‌​ ​‍​ ​‍​ ​ ‌‍‌‌‌‍​‌‌‍​‌‌‍‌‌‌‍‌‌​ ‌​‌‍​ ​ ​‌​ ​‌‌‍​‍​ ‌​​‍‌‌​ ​‍​ ​‍​‍‌‌​ ‌‌‌​‌​​‍ ‍‌‍​ ‌‍‍​‌‍‍‌‌‍ ​‌‍‌​‌ ​‍‌‍‌‌‌‍ ‍​‍‌‌​ ‌‌‌​​‍‌‌ ‌‍‍ ‌‍‌‌‌ ‍‌​‍‌‌​ ​ ‌​‌​​‍‌‌​ ​ ‌​‌​​‍‌‌​ ​‍​ ​‍​ ​ ‌‍‌‌‌‍‌​​ ​‌​ ‌‌​ ‍‌‌‍‌‍​ ​‌‌‍‌​‌‍​‌‌‍‌‌​ ‍​​ ​​​‍‌‌​ ​‍​ ​‍​‍‌‌​ ‌‌‌​‌​​‍ ‍‌ ‌​‌‍‌‌‌ ‍​‌ ‌​​ ‌‍​‍‌‍​‌‌ ​ ‌‍‌‌‌‌‌‌‌ ​‍‌‍ ​​ ‌‌‍‍​‌ ‌​‌ ‌​‌ ​​‌ ​ ​‍‌‌​ ​ ‌​​‌​‍‌‌​ ​‍‌​‌‍​‍‌‌​ ​‍‌​‌‍‌‍​ ‌‍ ‌‌ ​ ​‍ ‍‌‍ ‌‌‍​‌‌‍‍‌‌‍ ‍​‍ ‍​ ​‍​ ​​​ ​‍​ ‌​‌ ​‍‌‍‌‌‌‍‌​‌‍‌‌‌ ​ ‌‍‍‌‌‍‌ ‌‍ ‍​‍ ‍‌ ​‍‌‍‍‌‌ ‌‍‌‍‌‌‌ ​‍‌‍‍ ‌‍‌‌‌‍‌‌‌ ​​‌‍‌‌‌ ​‍​‍ ‍‌‍ ‌ ​‍‌‍‌ ​‍‌‍‌‍‍‌‌‍‌​​ ‌‌ ​‍‌‍‌‌‌ ​​‌‍ ‌ ​‍‌ ‌​‌​​‌‌‌​​‌‍ ‌‍ ​‌‍ ​‌ ‌‌‌ ‌​‌‍‌‌‌ ​‍​‍‌‍‌ ‌​‌ ‍‌‌ ​​‌‍‌‌​ ‌‌ ​​‌‍ ‌‍ ​‌‍ ​‌ ‌‌‌ ‌​‌‍‌‌‌ ​‍‌‌ ‌ ​​‌‍​‌‌‍‌ ‌‍‌‌​‍‌‍‌ ​​‌‍​‌‌ ‌​‌‍‍​​ ‌‌‍​ ‌‍ ‌‍ ‍‌ ‌​‌‍‌‌‌‍ ‍‌ ‌​​‍‌‌​ ‌‌‌​​‍‌‌ ‌‍‍ ‌‍‌‌‌ ‍‌​‍‌‌​ ​ ‌​‌​​‍‌‌​ ​ ‌​‌​​‍‌‌​ ​‍​ ​‍​ ​ ‌‍‌‌‌‍​‌‌‍​‌‌‍‌‌‌‍‌‌​ ‌​‌‍​ ​ ​‌​ ​‌‌‍​‍​ ‌​​‍‌‌​ ​‍​ ​‍​‍‌‌​ ‌‌‌​‌​​‍ ‍‌‍​ ‌‍‍​‌‍‍‌‌‍ ​‌‍‌​‌ ​‍‌‍‌‌‌‍ ‍​‍‌‌​ ‌‌‌​​‍‌‌ ‌‍‍ ‌‍‌‌‌ ‍‌​‍‌‌​ ​ ‌​‌​​‍‌‌​ ​ ‌​‌​​‍‌‌​ ​‍​ ​‍​ ​ ‌‍‌‌‌‍‌​​ ​‌​ ‌‌​ ‍‌‌‍‌‍​ ​‌‌‍‌​‌‍​‌‌‍‌‌​ ‍​​ ​​​‍‌‌​ ​‍​ ​‍​‍‌‌​ ‌‌‌​‌​​‍ ‍‌ ‌​‌‍‌‌‌ ‍​‌ ‌​​‍‌‍‌ ​​‌‍‌‌‌ ​‍‌ ​ ‌ ​​‌‍‌‌‌‍​ ‌ ‌​‌‍‍‌‌ ‌‍‌‍‌‌​ ‌‌ ​​‌ ‌‌‌‍​‍‌‍ ​‌‍‍‌‌ ​ ‌‍‍​‌‍‌‌‌‍‌​​‍​‍‌ ‌
Descriptions of the potential threat/observation of
concern should include odors, visual characteristics,
any identifiable source, waterbody, nearby landmarks,
and weather conditions (particularly precipitation).
Consider questions such as who, what, when, where,
and provide observations rather than conclusions
where possible.​​​​‌ ‍ ​‍​‍‌‍ ‌ ​‍‌‍‍‌‌‍‌ ‌‍‍‌‌‍ ‍​‍​‍​ ‍‍​‍​‍‌ ​ ‌‍​‌‌‍ ‍‌‍‍‌‌ ‌​‌ ‍‌​‍ ‍‌‍‍‌‌‍ ​‍​‍​‍ ​​‍​‍‌‍‍​‌ ​‍‌‍‌‌‌‍‌‍​‍​‍​ ‍‍​‍​‍‌‍‍​‌ ‌​‌ ‌​‌ ​​‌ ​ ​ ‍‍​‍ ​‍ ‌‍​ ‌‍ ‌‌ ​ ​‍ ‍‌‍ ‌‌‍​‌‌‍‍‌‌‍ ‍​‍ ‍​ ​‍​ ​​​ ​‍​ ‌​‌ ​‍‌‍‌‌‌‍‌​‌‍‌‌‌ ​ ‌‍‍‌‌‍‌ ‌‍ ‍​‍ ‍‌ ​‍‌‍‍‌‌ ‌‍‌‍‌‌‌ ​‍‌‍‍ ‌‍‌‌‌‍‌‌‌ ​​‌‍‌‌‌ ​‍​‍ ‍‌‍ ‌ ​‍‌‍‌ ​‍ ‌‍‍‌‌‍ ‍‌ ‌​‌‍‌‌‌‍ ‍‌ ‌​​‍ ‌‍‌‌‌‍‌​‌‍‍‌‌ ‌​​‍ ‌‍ ‌‌‍ ‌‍‌​‌‍‌‌​ ‌‌ ​​‌ ​‍‌‍‌‌‌ ​ ‌‍‌‌‌‍ ‍‌ ‌​‌‍​‌‌ ‌​‌‍‍‌‌‍ ‌‍ ‍​ ‍ ‌‍‍‌‌‍‌​​ ‌‌ ​‍‌‍‌‌‌ ​​‌‍ ‌ ​‍‌ ‌​‌​​‌‌‌​​‌‍ ‌‍ ​‌‍ ​‌ ‌‌‌ ‌​‌‍‌‌‌ ​‍​ ‍ ‌ ‌​‌ ‍‌‌ ​​‌‍‌‌​ ‌‌ ​​‌‍ ‌‍ ​‌‍ ​‌ ‌‌‌ ‌​‌‍‌‌‌ ​‍‌‌ ‌ ​​‌‍​‌‌‍‌ ‌‍‌‌​ ‍ ‌ ​​‌‍​‌‌ ‌​‌‍‍​​ ‌‌‍​ ‌‍ ‌‍ ‍‌ ‌​‌‍‌‌‌‍ ‍‌ ‌​​‍‌‌​ ‌‌‌​​‍‌‌ ‌‍‍ ‌‍‌‌‌ ‍‌​‍‌‌​ ​ ‌​‌​​‍‌‌​ ​ ‌​‌​​‍‌‌​ ​‍​ ​‍​ ‌‍​ ‌‍​ ​​‌‍‌‍​ ‌‍​ ​‌‌‍​‌​ ‌​‌‍‌​​ ​​​ ‌‌​ ​​​‍‌‌​ ​‍​ ​‍​‍‌‌​ ‌‌‌​‌​​‍ ‍‌‍​ ‌‍‍​‌‍‍‌‌‍ ​‌‍‌​‌ ​‍‌‍‌‌‌‍ ‍​‍‌‌​ ‌‌‌​​‍‌‌ ‌‍‍ ‌‍‌‌‌ ‍‌​‍‌‌​ ​ ‌​‌​​‍‌‌​ ​ ‌​‌​​‍‌‌​ ​‍​ ​‍​ ‍​‌‍‌​​ ​ ‌‍‌‌​ ​ ‌‍‌​‌‍‌‌​ ‌‍​ ​‍​ ​ ‌‍​ ​ ‌‌​ ​​​‍‌‌​ ​‍​ ​‍​‍‌‌​ ‌‌‌​‌​​‍ ‍‌ ‌​‌‍‌‌‌ ‍​‌ ‌​​ ‌‍​‍‌‍​‌‌ ​ ‌‍‌‌‌‌‌‌‌ ​‍‌‍ ​​ ‌‌‍‍​‌ ‌​‌ ‌​‌ ​​‌ ​ ​‍‌‌​ ​ ‌​​‌​‍‌‌​ ​‍‌​‌‍​‍‌‌​ ​‍‌​‌‍‌‍​ ‌‍ ‌‌ ​ ​‍ ‍‌‍ ‌‌‍​‌‌‍‍‌‌‍ ‍​‍ ‍​ ​‍​ ​​​ ​‍​ ‌​‌ ​‍‌‍‌‌‌‍‌​‌‍‌‌‌ ​ ‌‍‍‌‌‍‌ ‌‍ ‍​‍ ‍‌ ​‍‌‍‍‌‌ ‌‍‌‍‌‌‌ ​‍‌‍‍ ‌‍‌‌‌‍‌‌‌ ​​‌‍‌‌‌ ​‍​‍ ‍‌‍ ‌ ​‍‌‍‌ ​‍‌‍‌‍‍‌‌‍‌​​ ‌‌ ​‍‌‍‌‌‌ ​​‌‍ ‌ ​‍‌ ‌​‌​​‌‌‌​​‌‍ ‌‍ ​‌‍ ​‌ ‌‌‌ ‌​‌‍‌‌‌ ​‍​‍‌‍‌ ‌​‌ ‍‌‌ ​​‌‍‌‌​ ‌‌ ​​‌‍ ‌‍ ​‌‍ ​‌ ‌‌‌ ‌​‌‍‌‌‌ ​‍‌‌ ‌ ​​‌‍​‌‌‍‌ ‌‍‌‌​‍‌‍‌ ​​‌‍​‌‌ ‌​‌‍‍​​ ‌‌‍​ ‌‍ ‌‍ ‍‌ ‌​‌‍‌‌‌‍ ‍‌ ‌​​‍‌‌​ ‌‌‌​​‍‌‌ ‌‍‍ ‌‍‌‌‌ ‍‌​‍‌‌​ ​ ‌​‌​​‍‌‌​ ​ ‌​‌​​‍‌‌​ ​‍​ ​‍​ ‌‍​ ‌‍​ ​​‌‍‌‍​ ‌‍​ ​‌‌‍​‌​ ‌​‌‍‌​​ ​​​ ‌‌​ ​​​‍‌‌​ ​‍​ ​‍​‍‌‌​ ‌‌‌​‌​​‍ ‍‌‍​ ‌‍‍​‌‍‍‌‌‍ ​‌‍‌​‌ ​‍‌‍‌‌‌‍ ‍​‍‌‌​ ‌‌‌​​‍‌‌ ‌‍‍ ‌‍‌‌‌ ‍‌​‍‌‌​ ​ ‌​‌​​‍‌‌​ ​ ‌​‌​​‍‌‌​ ​‍​ ​‍​ ‍​‌‍‌​​ ​ ‌‍‌‌​ ​ ‌‍‌​‌‍‌‌​ ‌‍​ ​‍​ ​ ‌‍​ ​ ‌‌​ ​​​‍‌‌​ ​‍​ ​‍​‍‌‌​ ‌‌‌​‌​​‍ ‍‌ ‌​‌‍‌‌‌ ‍​‌ ‌​​‍‌‍‌ ​​‌‍‌‌‌ ​‍‌ ​ ‌ ​​‌‍‌‌‌‍​ ‌ ‌​‌‍‍‌‌ ‌‍‌‍‌‌​ ‌‌ ​​‌ ‌‌‌‍​‍‌‍ ​‌‍‍‌‌ ​ ‌‍‍​‌‍‌‌‌‍‌​​‍​‍‌ ‌
Violations outside the Hudson
watershed​​​​‌ ‍ ​‍​‍‌‍ ‌ ​‍‌‍‍‌‌‍‌ ‌‍‍‌‌‍ ‍​‍​‍​ ‍‍​‍​‍‌ ​ ‌‍​‌‌‍ ‍‌‍‍‌‌ ‌​‌ ‍‌​‍ ‍‌‍‍‌‌‍ ​‍​‍​‍ ​​‍​‍‌‍‍​‌ ​‍‌‍‌‌‌‍‌‍​‍​‍​ ‍‍​‍​‍‌‍‍​‌ ‌​‌ ‌​‌ ​​‌ ​ ​ ‍‍​‍ ​‍ ‌‍​ ‌‍ ‌‌ ​ ​‍ ‍‌‍ ‌‌‍​‌‌‍‍‌‌‍ ‍​‍ ‍​ ​‍​ ​​​ ​‍​ ‌​‌ ​‍‌‍‌‌‌‍‌​‌‍‌‌‌ ​ ‌‍‍‌‌‍‌ ‌‍ ‍​‍ ‍‌ ​‍‌‍‍‌‌ ‌‍‌‍‌‌‌ ​‍‌‍‍ ‌‍‌‌‌‍‌‌‌ ​​‌‍‌‌‌ ​‍​‍ ‍‌‍ ‌ ​‍‌‍‌ ​‍ ‌‍‍‌‌‍ ‍‌ ‌​‌‍‌‌‌‍ ‍‌ ‌​​‍ ‌‍‌‌‌‍‌​‌‍‍‌‌ ‌​​‍ ‌‍ ‌‌‍ ‌‍‌​‌‍‌‌​ ‌‌ ​​‌ ​‍‌‍‌‌‌ ​ ‌‍‌‌‌‍ ‍‌ ‌​‌‍​‌‌ ‌​‌‍‍‌‌‍ ‌‍ ‍​ ‍ ‌‍‍‌‌‍‌​​ ‌‌ ​‍‌‍‌‌‌ ​​‌‍ ‌ ​‍‌ ‌​‌​​‌‌‌​​‌‍ ‌‍ ​‌‍ ​‌ ‌‌‌ ‌​‌‍‌‌‌ ​‍​ ‍ ‌ ‌​‌ ‍‌‌ ​​‌‍‌‌​ ‌‌ ​​‌‍ ‌‍ ​‌‍ ​‌ ‌‌‌ ‌​‌‍‌‌‌ ​‍‌‌ ‌ ​​‌‍​‌‌‍‌ ‌‍‌‌​ ‍ ‌ ​​‌‍​‌‌ ‌​‌‍‍​​ ‌‌‍​ ‌‍ ‌‍ ‍‌ ‌​‌‍‌‌‌‍ ‍‌ ‌​​‍‌‌​ ‌‌‌​​‍‌‌ ‌‍‍ ‌‍‌‌‌ ‍‌​‍‌‌​ ​ ‌​‌​​‍‌‌​ ​ ‌​‌​​‍‌‌​ ​‍​ ​‍‌‍​ ‌‍‌​‌‍‌​‌‍​‌‌‍‌‌‌‍​‍‌‍‌‌​ ​ ​ ‍‌​ ​ ‌‍‌‌​ ​‍​‍‌‌​ ​‍​ ​‍​‍‌‌​ ‌‌‌​‌​​‍ ‍‌‍​ ‌‍‍​‌‍‍‌‌‍ ​‌‍‌​‌ ​‍‌‍‌‌‌‍ ‍​‍‌‌​ ‌‌‌​​‍‌‌ ‌‍‍ ‌‍‌‌‌ ‍‌​‍‌‌​ ​ ‌​‌​​‍‌‌​ ​ ‌​‌​​‍‌‌​ ​‍​ ​‍​ ​‍​ ‍​​ ‌‍‌‍‌​‌‍​‌​ ‌‍​ ​‍‌‍​‍​ ​​​ ‌‍‌‍‌‍​ ‍​​ ​​​‍‌‌​ ​‍​ ​‍​‍‌‌​ ‌‌‌​‌​​‍ ‍‌ ‌​‌‍‌‌‌ ‍​‌ ‌​​ ‌‍​‍‌‍​‌‌ ​ ‌‍‌‌‌‌‌‌‌ ​‍‌‍ ​​ ‌‌‍‍​‌ ‌​‌ ‌​‌ ​​‌ ​ ​‍‌‌​ ​ ‌​​‌​‍‌‌​ ​‍‌​‌‍​‍‌‌​ ​‍‌​‌‍‌‍​ ‌‍ ‌‌ ​ ​‍ ‍‌‍ ‌‌‍​‌‌‍‍‌‌‍ ‍​‍ ‍​ ​‍​ ​​​ ​‍​ ‌​‌ ​‍‌‍‌‌‌‍‌​‌‍‌‌‌ ​ ‌‍‍‌‌‍‌ ‌‍ ‍​‍ ‍‌ ​‍‌‍‍‌‌ ‌‍‌‍‌‌‌ ​‍‌‍‍ ‌‍‌‌‌‍‌‌‌ ​​‌‍‌‌‌ ​‍​‍ ‍‌‍ ‌ ​‍‌‍‌ ​‍‌‍‌‍‍‌‌‍‌​​ ‌‌ ​‍‌‍‌‌‌ ​​‌‍ ‌ ​‍‌ ‌​‌​​‌‌‌​​‌‍ ‌‍ ​‌‍ ​‌ ‌‌‌ ‌​‌‍‌‌‌ ​‍​‍‌‍‌ ‌​‌ ‍‌‌ ​​‌‍‌‌​ ‌‌ ​​‌‍ ‌‍ ​‌‍ ​‌ ‌‌‌ ‌​‌‍‌‌‌ ​‍‌‌ ‌ ​​‌‍​‌‌‍‌ ‌‍‌‌​‍‌‍‌ ​​‌‍​‌‌ ‌​‌‍‍​​ ‌‌‍​ ‌‍ ‌‍ ‍‌ ‌​‌‍‌‌‌‍ ‍‌ ‌​​‍‌‌​ ‌‌‌​​‍‌‌ ‌‍‍ ‌‍‌‌‌ ‍‌​‍‌‌​ ​ ‌​‌​​‍‌‌​ ​ ‌​‌​​‍‌‌​ ​‍​ ​‍‌‍​ ‌‍‌​‌‍‌​‌‍​‌‌‍‌‌‌‍​‍‌‍‌‌​ ​ ​ ‍‌​ ​ ‌‍‌‌​ ​‍​‍‌‌​ ​‍​ ​‍​‍‌‌​ ‌‌‌​‌​​‍ ‍‌‍​ ‌‍‍​‌‍‍‌‌‍ ​‌‍‌​‌ ​‍‌‍‌‌‌‍ ‍​‍‌‌​ ‌‌‌​​‍‌‌ ‌‍‍ ‌‍‌‌‌ ‍‌​‍‌‌​ ​ ‌​‌​​‍‌‌​ ​ ‌​‌​​‍‌‌​ ​‍​ ​‍​ ​‍​ ‍​​ ‌‍‌‍‌​‌‍​‌​ ‌‍​ ​‍‌‍​‍​ ​​​ ‌‍‌‍‌‍​ ‍​​ ​​​‍‌‌​ ​‍​ ​‍​‍‌‌​ ‌‌‌​‌​​‍ ‍‌ ‌​‌‍‌‌‌ ‍​‌ ‌​​‍‌‍‌ ​​‌‍‌‌‌ ​‍‌ ​ ‌ ​​‌‍‌‌‌‍​ ‌ ‌​‌‍‍‌‌ ‌‍‌‍‌‌​ ‌‌ ​​‌ ‌‌‌‍​‍‌‍ ​‌‍‍‌‌ ​ ‌‍‍​‌‍‌‌‌‍‌​​‍​‍‌ ‌
Our work is focused on the Hudson River watershed.
If your report concerns an issue or violation outside of
Riverkeeper’s focus please contact the Waterkeeper
Alliance at 212-747-0622 or info@waterkeeper.org.​​​​‌ ‍ ​‍​‍‌‍ ‌ ​‍‌‍‍‌‌‍‌ ‌‍‍‌‌‍ ‍​‍​‍​ ‍‍​‍​‍‌ ​ ‌‍​‌‌‍ ‍‌‍‍‌‌ ‌​‌ ‍‌​‍ ‍‌‍‍‌‌‍ ​‍​‍​‍ ​​‍​‍‌‍‍​‌ ​‍‌‍‌‌‌‍‌‍​‍​‍​ ‍‍​‍​‍‌‍‍​‌ ‌​‌ ‌​‌ ​​‌ ​ ​ ‍‍​‍ ​‍ ‌‍​ ‌‍ ‌‌ ​ ​‍ ‍‌‍ ‌‌‍​‌‌‍‍‌‌‍ ‍​‍ ‍​ ​‍​ ​​​ ​‍​ ‌​‌ ​‍‌‍‌‌‌‍‌​‌‍‌‌‌ ​ ‌‍‍‌‌‍‌ ‌‍ ‍​‍ ‍‌ ​‍‌‍‍‌‌ ‌‍‌‍‌‌‌ ​‍‌‍‍ ‌‍‌‌‌‍‌‌‌ ​​‌‍‌‌‌ ​‍​‍ ‍‌‍ ‌ ​‍‌‍‌ ​‍ ‌‍‍‌‌‍ ‍‌ ‌​‌‍‌‌‌‍ ‍‌ ‌​​‍ ‌‍‌‌‌‍‌​‌‍‍‌‌ ‌​​‍ ‌‍ ‌‌‍ ‌‍‌​‌‍‌‌​ ‌‌ ​​‌ ​‍‌‍‌‌‌ ​ ‌‍‌‌‌‍ ‍‌ ‌​‌‍​‌‌ ‌​‌‍‍‌‌‍ ‌‍ ‍​ ‍ ‌‍‍‌‌‍‌​​ ‌‌ ​‍‌‍‌‌‌ ​​‌‍ ‌ ​‍‌ ‌​‌​​‌‌‌​​‌‍ ‌‍ ​‌‍ ​‌ ‌‌‌ ‌​‌‍‌‌‌ ​‍​ ‍ ‌ ‌​‌ ‍‌‌ ​​‌‍‌‌​ ‌‌ ​​‌‍ ‌‍ ​‌‍ ​‌ ‌‌‌ ‌​‌‍‌‌‌ ​‍‌‌ ‌ ​​‌‍​‌‌‍‌ ‌‍‌‌​ ‍ ‌ ​​‌‍​‌‌ ‌​‌‍‍​​ ‌‌‍​ ‌‍ ‌‍ ‍‌ ‌​‌‍‌‌‌‍ ‍‌ ‌​​‍‌‌​ ‌‌‌​​‍‌‌ ‌‍‍ ‌‍‌‌‌ ‍‌​‍‌‌​ ​ ‌​‌​​‍‌‌​ ​ ‌​‌​​‍‌‌​ ​‍​ ​‍​ ‍​‌‍‌‌​ ‌‍‌‍‌‌​ ‌‌‌‍‌‍​ ‍​​ ‍​‌‍​‌​ ​​​ ‌​​ ​ ​‍‌‌​ ​‍​ ​‍​‍‌‌​ ‌‌‌​‌​​‍ ‍‌‍​ ‌‍‍​‌‍‍‌‌‍ ​‌‍‌​‌ ​‍‌‍‌‌‌‍ ‍​‍‌‌​ ‌‌‌​​‍‌‌ ‌‍‍ ‌‍‌‌‌ ‍‌​‍‌‌​ ​ ‌​‌​​‍‌‌​ ​ ‌​‌​​‍‌‌​ ​‍​ ​‍​ ‌ ​ ​ ​ ​‍​ ​‍​ ​ ​ ‍‌​ ​‌‌‍‌‍​ ‌ ​ ​‌‌‍‌​​ ‌‍​ ​​​‍‌‌​ ​‍​ ​‍​‍‌‌​ ‌‌‌​‌​​‍ ‍‌ ‌​‌‍‌‌‌ ‍​‌ ‌​​ ‌‍​‍‌‍​‌‌ ​ ‌‍‌‌‌‌‌‌‌ ​‍‌‍ ​​ ‌‌‍‍​‌ ‌​‌ ‌​‌ ​​‌ ​ ​‍‌‌​ ​ ‌​​‌​‍‌‌​ ​‍‌​‌‍​‍‌‌​ ​‍‌​‌‍‌‍​ ‌‍ ‌‌ ​ ​‍ ‍‌‍ ‌‌‍​‌‌‍‍‌‌‍ ‍​‍ ‍​ ​‍​ ​​​ ​‍​ ‌​‌ ​‍‌‍‌‌‌‍‌​‌‍‌‌‌ ​ ‌‍‍‌‌‍‌ ‌‍ ‍​‍ ‍‌ ​‍‌‍‍‌‌ ‌‍‌‍‌‌‌ ​‍‌‍‍ ‌‍‌‌‌‍‌‌‌ ​​‌‍‌‌‌ ​‍​‍ ‍‌‍ ‌ ​‍‌‍‌ ​‍‌‍‌‍‍‌‌‍‌​​ ‌‌ ​‍‌‍‌‌‌ ​​‌‍ ‌ ​‍‌ ‌​‌​​‌‌‌​​‌‍ ‌‍ ​‌‍ ​‌ ‌‌‌ ‌​‌‍‌‌‌ ​‍​‍‌‍‌ ‌​‌ ‍‌‌ ​​‌‍‌‌​ ‌‌ ​​‌‍ ‌‍ ​‌‍ ​‌ ‌‌‌ ‌​‌‍‌‌‌ ​‍‌‌ ‌ ​​‌‍​‌‌‍‌ ‌‍‌‌​‍‌‍‌ ​​‌‍​‌‌ ‌​‌‍‍​​ ‌‌‍​ ‌‍ ‌‍ ‍‌ ‌​‌‍‌‌‌‍ ‍‌ ‌​​‍‌‌​ ‌‌‌​​‍‌‌ ‌‍‍ ‌‍‌‌‌ ‍‌​‍‌‌​ ​ ‌​‌​​‍‌‌​ ​ ‌​‌​​‍‌‌​ ​‍​ ​‍​ ‍​‌‍‌‌​ ‌‍‌‍‌‌​ ‌‌‌‍‌‍​ ‍​​ ‍​‌‍​‌​ ​​​ ‌​​ ​ ​‍‌‌​ ​‍​ ​‍​‍‌‌​ ‌‌‌​‌​​‍ ‍‌‍​ ‌‍‍​‌‍‍‌‌‍ ​‌‍‌​‌ ​‍‌‍‌‌‌‍ ‍​‍‌‌​ ‌‌‌​​‍‌‌ ‌‍‍ ‌‍‌‌‌ ‍‌​‍‌‌​ ​ ‌​‌​​‍‌‌​ ​ ‌​‌​​‍‌‌​ ​‍​ ​‍​ ‌ ​ ​ ​ ​‍​ ​‍​ ​ ​ ‍‌​ ​‌‌‍‌‍​ ‌ ​ ​‌‌‍‌​​ ‌‍​ ​​​‍‌‌​ ​‍​ ​‍​‍‌‌​ ‌‌‌​‌​​‍ ‍‌ ‌​‌‍‌‌‌ ‍​‌ ‌​​‍‌‍‌ ​​‌‍‌‌‌ ​‍‌ ​ ‌ ​​‌‍‌‌‌‍​ ‌ ‌​‌‍‍‌‌ ‌‍‌‍‌‌​ ‌‌ ​​‌ ‌‌‌‍​‍‌‍ ​‌‍‍‌‌ ​ ‌‍‍​‌‍‌‌‌‍‌​​‍​‍‌ ‌